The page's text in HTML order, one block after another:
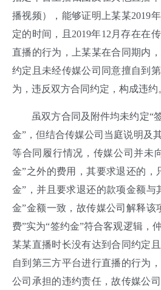
播视频），能够证明上某某2019
定的时间，且2019年12月存在在
直播的行为，上某某在合同期内
约定且未经传媒公司同意擅自到
为，违反双方合同约定，构成违约
虽双方合同及附件均未约定“签
金”，但结合传媒公司当庭说明及
等合同履行情况，传媒公司并未
金”之外的费用，其要求退还的，
金”，并且要求退还的款项金额与
金”金额一致，故传媒公司解释该
费”实为“签约金”符合客观逻辑，
某某直播时长没有达到合同约定
自到第三方平台进行直播的行为
公司承担的违约责任，故传媒公